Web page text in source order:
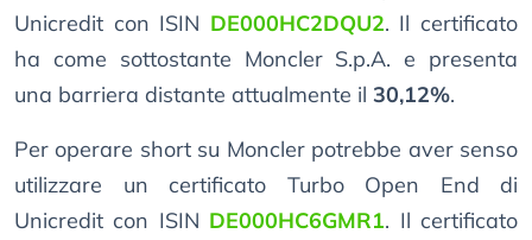
Unicredit con ISIN DE000HC2DQU2. Il certificato
ha come sottostante Moncler S.p.A. e presenta
una barriera distante attualmente il 30,12%.
Per operare short su Moncler potrebbe aver senso
utilizzare un certificato Turbo Open End di
Unicredit con ISIN DE000HC6GMR1. Il certificato